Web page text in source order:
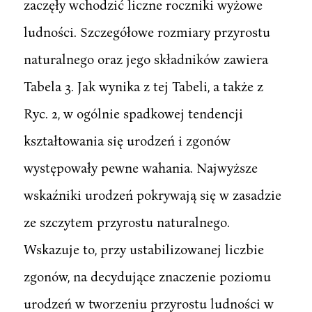
zaczęły wchodzić liczne roczniki wyżowe
ludności. Szczegółowe rozmiary przyrostu
naturalnego oraz jego składników zawiera
Tabela 3. Jak wynika z tej Tabeli, a także z
Ryc. 2, w ogólnie spadkowej tendencji
kształtowania się urodzeń i zgonów
występowały pewne wahania. Najwyższe
wskaźniki urodzeń pokrywają się w zasadzie
ze szczytem przyrostu naturalnego.
Wskazuje to, przy ustabilizowanej liczbie
zgonów, na decydujące znaczenie poziomu
urodzeń w tworzeniu przyrostu ludności w